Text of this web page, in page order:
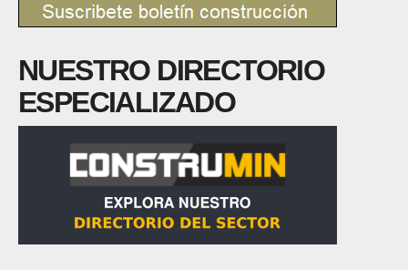
NUESTRO DIRECTORIO
ESPECIALIZADO